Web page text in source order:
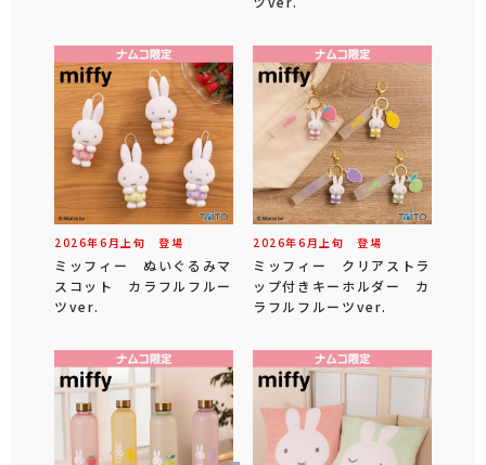
2026年6 月 上旬 登場
ミッフィー ぬいぐるみマ
スコット カラフルフルー
ツver.
2026年6 月 上旬 登場
ミッフィー クリアストラ
ップ付きキーホルダー カ
ラフルフルーツver.